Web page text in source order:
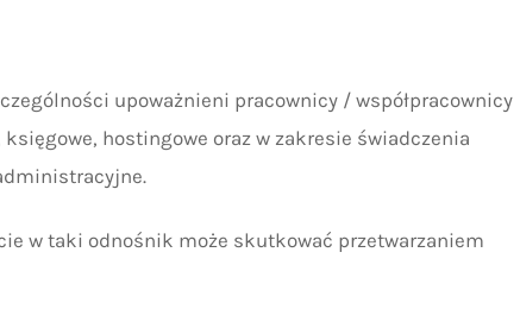
upoważnieni pracownicy / współpracownicy
hostingowe oraz w zakresie świadczenia
w taki odnośnik może skutkować przetwarzaniem